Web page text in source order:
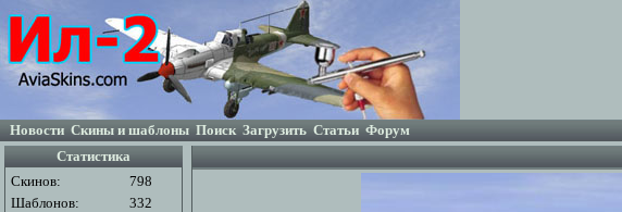
Новости Скины и шаблоны Поиск Загрузить Статьи Форум
Статистика
Скинов:
798
Шаблонов:
332